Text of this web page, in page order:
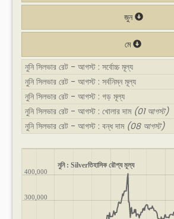
জুন
মে
নুনি সিলভার রেট - আগস্ট : সর্বোচ্চ মূল্য
নুনি সিলভার রেট - আগস্ট : সর্বনিম্ন মূল্য
নুনি সিলভার রেট - আগস্ট : গড় মূল্য
নুনি সিলভার রেট - আগস্ট : খোলার দাম (01 আগস্ট)
নুনি সিলভার রেট - আগস্ট : বন্ধ দাম (08 আগস্ট)
নুনি : Silverতিহাসিক রৌপ্য মূল্য
300,000
400,000